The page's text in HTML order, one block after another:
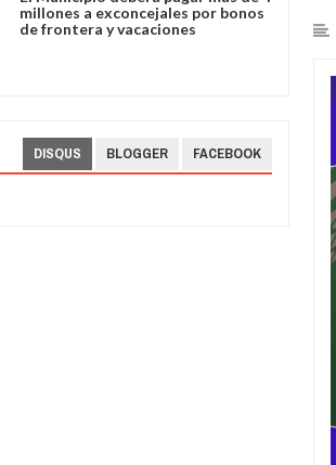
millones a exconcejales por bonos
de frontera y vacaciones
con
DISQUS BLOGGER FACEBOOK